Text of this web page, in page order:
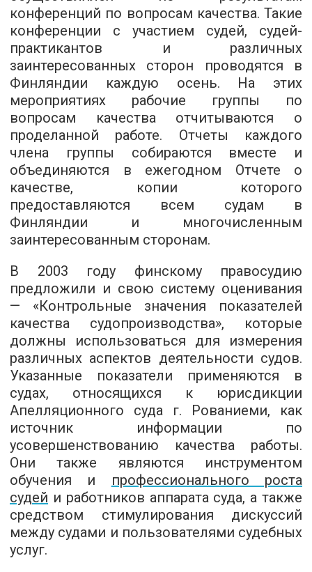
конференций по вопросам качества. Такие
конференции с участием судей, судей-
практикантов и различных
заинтересованных сторон проводятся в
Финляндии каждую осень. На этих
мероприятиях рабочие группы по
вопросам качества отчитываются о
проделанной работе. Отчеты каждого
члена группы собираются вместе и
объединяются в ежегодном Отчете о
качестве, копии которого
предоставляются всем судам в
Финляндии и многочисленным
заинтересованным сторонам.
В 2003 году финскому правосудию
предложили и свою систему оценивания
— «Контрольные значения показателей
качества судопроизводства», которые
должны использоваться для измерения
различных аспектов деятельности судов.
Указанные показатели применяются в
судах, относящихся к юрисдикции
Апелляционного суда г. Рованиеми, как
источник информации по
усовершенствованию качества работы.
Они также являются инструментом
обучения и профессионального роста
судей и работников аппарата суда, а также
средством стимулирования дискуссий
между судами и пользователями судебных
услуг.